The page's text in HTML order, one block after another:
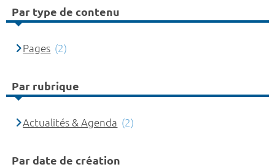
Par type de contenu
Pages (2)
Par rubrique
Actualités & Agenda (2)
Par date de création